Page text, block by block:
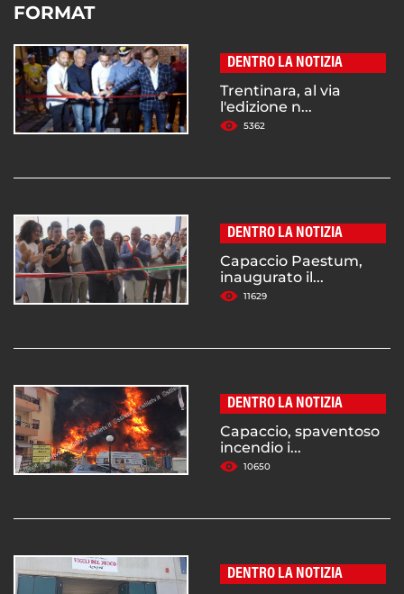
FORMAT
DENTRO LA NOTIZIA
Trentinara, al via
l'edizione n...
5362
DENTRO LA NOTIZIA
Capaccio Paestum,
inaugurato il...
11629
DENTRO LA NOTIZIA
Capaccio, spaventoso
incendio i...
10650
DENTRO LA NOTIZIA